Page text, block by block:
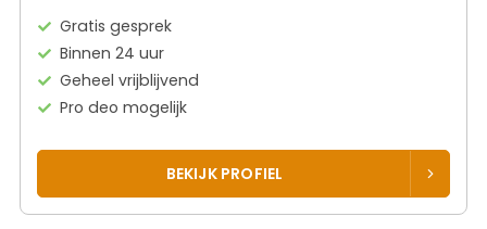
Gratis gesprek
Binnen 24 uur
Geheel vrijblijvend
Pro deo mogelijk
BEKIJK PROFIEL